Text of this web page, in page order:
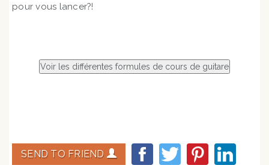
pour vous lancer?!
SEND TO FRIEND